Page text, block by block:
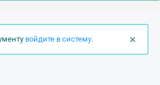
×
войдите в систему.